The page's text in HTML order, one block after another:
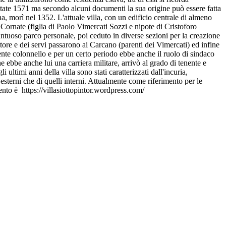
1571 ma secondo alcuni documenti la sua origine può essere fatta
morì nel 1352. L'attuale villa, con un edificio centrale di almeno
(figlia di Paolo Vimercati Sozzi e nipote di Cristoforo
parco personale, poi ceduto in diverse sezioni per la creazione
e dei servi passarono ai Carcano (parenti dei Vimercati) ed infine
colonnello e per un certo periodo ebbe anche il ruolo di sindaco
anche lui una carriera militare, arrivò al grado di tenente e
ultimi anni della villa sono stati caratterizzati dall'incuria,
che di quelli interni. Attualmente come riferimento per le
è https://villasiottopintor.wordpress.com/